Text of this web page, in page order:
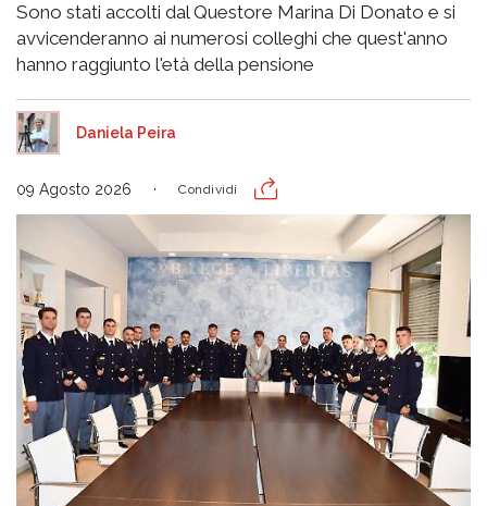
Sono stati accolti dal Questore Marina Di Donato e si
avvicenderanno ai numerosi colleghi che quest'anno
hanno raggiunto l'età della pensione
Daniela Peira
09 Agosto 2026 Condividi